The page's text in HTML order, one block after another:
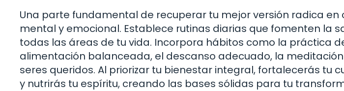
Una parte fundamental de recuperar tu mejor versión radica en
mental y emocional. Establece rutinas diarias que fomenten la
todas las áreas de tu vida. Incorpora hábitos como la práctica
alimentación balanceada, el descanso adecuado, la
seres queridos. Al priorizar tu bienestar integral, fortalecerás tu
y nutrirás tu espíritu, creando las bases sólidas para tu